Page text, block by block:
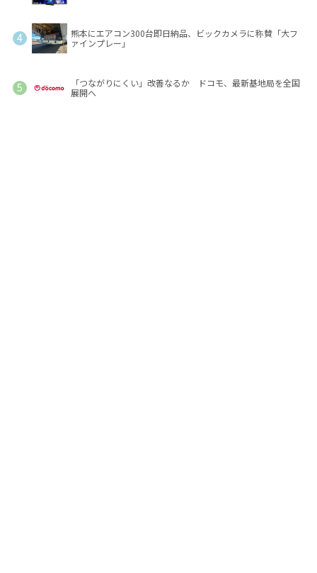
熊本にエアコン300台即日納品、ビックカメラに称賛「大フ
ァインプレー」
「つながりにくい」改善なるか ドコモ、最新基地局を全国
展開へ